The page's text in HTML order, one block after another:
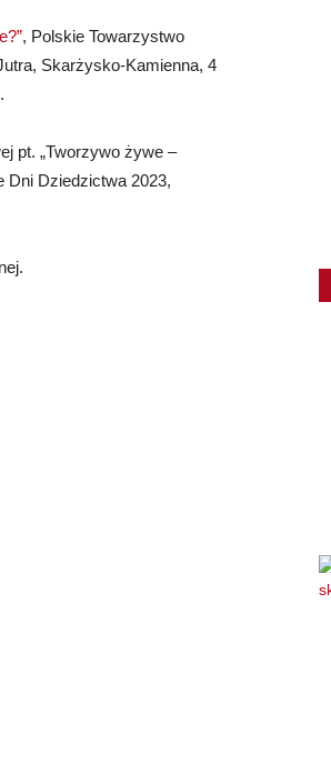
, Polskie Towarzystwo
Skarżysko-­Kamienna, 4
pt. „Tworzywo żywe –
Dni Dziedzictwa 2023,